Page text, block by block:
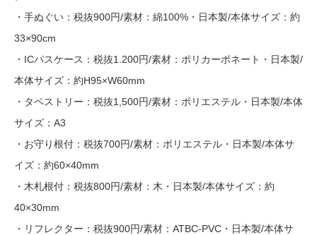
・手ぬぐい：税抜900円/素材：綿100%・日本製/本体サイズ：約
33×90cm
・ICパスケース：税抜1.200円/素材：ポリカーボネート・日本製/
本体サイズ：約H95×W60mm
・タペストリー：税抜1,500円/素材：ポリエステル・日本製/本体
サイズ：A3
・お守り根付：税抜700円/素材：ポリエステル・日本製/本体サ
イズ：約60×40mm
・木札根付：税抜800円/素材：木・日本製/本体サイズ：約
40×30mm
・リフレクター：税抜900円/素材：ATBC-PVC・日本製/本体サ